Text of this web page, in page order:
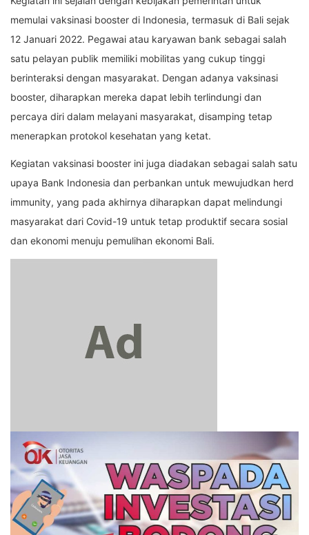
memulai vaksinasi booster di Indonesia, termasuk di Bali sejak
12 Januari 2022. Pegawai atau karyawan bank sebagai salah
satu pelayan publik memiliki mobilitas yang cukup tinggi
berinteraksi dengan masyarakat. Dengan adanya vaksinasi
booster, diharapkan mereka dapat lebih terlindungi dan
percaya diri dalam melayani masyarakat, disamping tetap
menerapkan protokol kesehatan yang ketat.
Kegiatan vaksinasi booster ini juga diadakan sebagai salah satu
upaya Bank Indonesia dan perbankan untuk mewujudkan herd
immunity, yang pada akhirnya diharapkan dapat melindungi
masyarakat dari Covid-19 untuk tetap produktif secara sosial
dan ekonomi menuju pemulihan ekonomi Bali.